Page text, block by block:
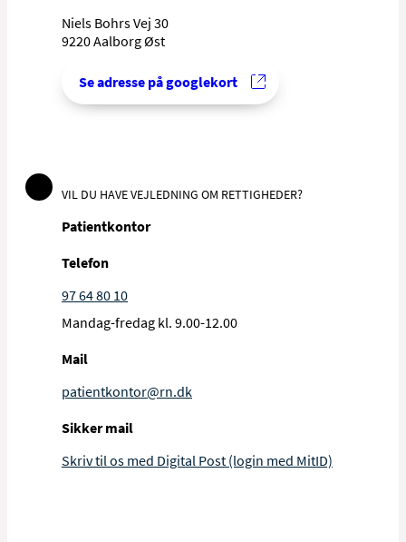
Niels Bohrs Vej 30
9220 Aalborg Øst
Se adresse på googlekort
VIL DU HAVE VEJLEDNING OM RETTIGHEDER?
Patientkontor
Telefon
97 64 80 10
Mandag-fredag kl. 9.00-12.00
Mail
patientkontor@rn.dk
Sikker mail
Skriv til os med Digital Post (login med MitID)